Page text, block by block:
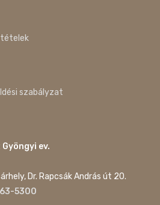
szabályzat
ev.
Dr. Rapcsák András út 20.
5300